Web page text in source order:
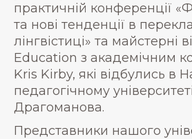
практичній конференції
та нові тенденції в
лінгвістиці» та майстерні
Education з академічним
Kris Kirby, які відбулись в
педагогічному
Драгоманова.
Представники нашого